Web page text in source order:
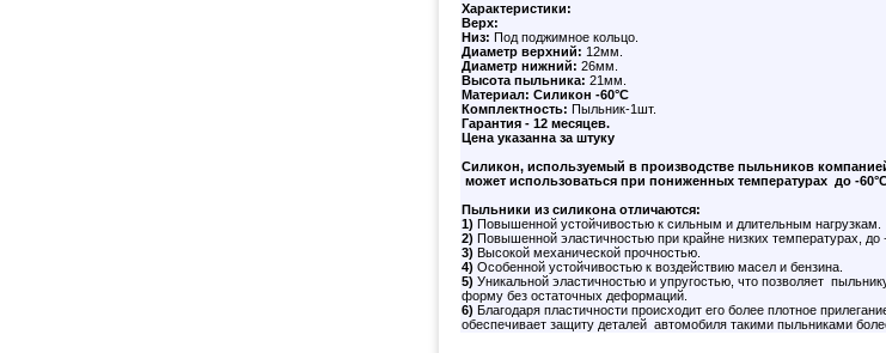
Характеристики:
Верх:
Низ: Под поджимное кольцо.
Диаметр верхний: 12мм.
Диаметр нижний: 26мм.
Высота пыльника: 21мм.
Материал: Силикон -60°C
Комплектность: Пыльник-1шт.
Гарантия - 12 месяцев.
Цена указанна за штуку
Силикон, используемый в производстве пыльников
может использоваться при пониженных температурах до -
Пыльники из силикона отличаются:
1) Повышенной устойчивостью к сильным и длительным нагрузкам.
2) Повышенной эластичностью при крайне низких температурах, до
3) Высокой механической прочностью.
4) Особенной устойчивостью к воздействию масел и бензина.
5) Уникальной эластичностью и упругостью, что позволяет
форму без остаточных деформаций.
6) Благодаря пластичности происходит его более плотное
обеспечивает защиту деталей автомобиля такими пыльниками